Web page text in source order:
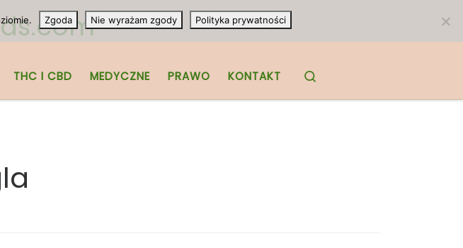
THC I CBD MEDYCZNE PRAWO KONTAKT
Zgoda Nie wyrażam zgody Polityka prywatności